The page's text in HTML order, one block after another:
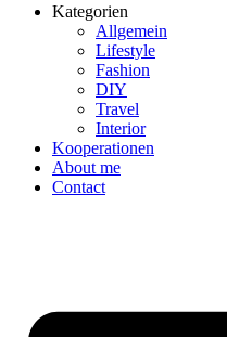
Kategorien
Allgemein
Lifestyle
Fashion
DIY
Travel
Interior
Kooperationen
About me
Contact